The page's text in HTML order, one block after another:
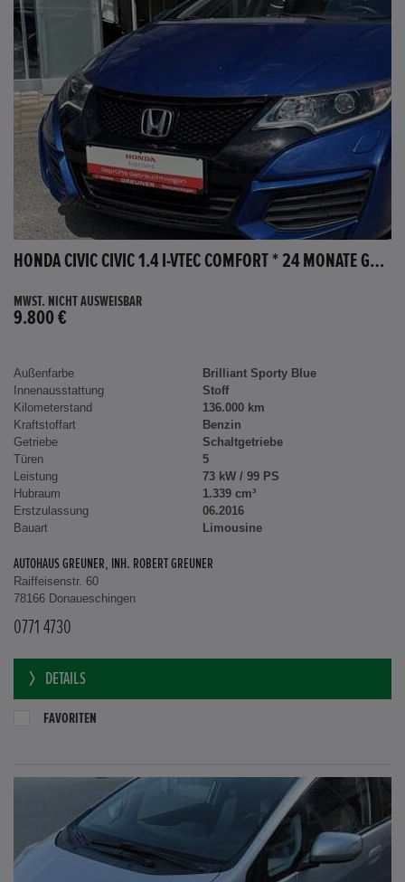
HONDA CIVIC CIVIC 1.4 I-VTEC COMFORT * 24 MONATE GARANTIE *
MWST. NICHT AUSWEISBAR
9.800 €
Außenfarbe
Brilliant Sporty Blue
Innenausstattung
Stoff
Kilometerstand
136.000 km
Kraftstoffart
Benzin
Getriebe
Schaltgetriebe
Türen
5
Leistung
73 kW / 99 PS
Hubraum
1.339 cm³
Erstzulassung
06.2016
Bauart
Limousine
AUTOHAUS GREUNER, INH. ROBERT GREUNER
Raiffeisenstr. 60
78166 Donaueschingen
0771 4730
DETAILS
FAVORITEN